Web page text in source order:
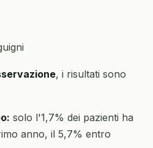
, i risultati sono
solo l'1,7% dei pazienti ha
anno, il 5,7% entro